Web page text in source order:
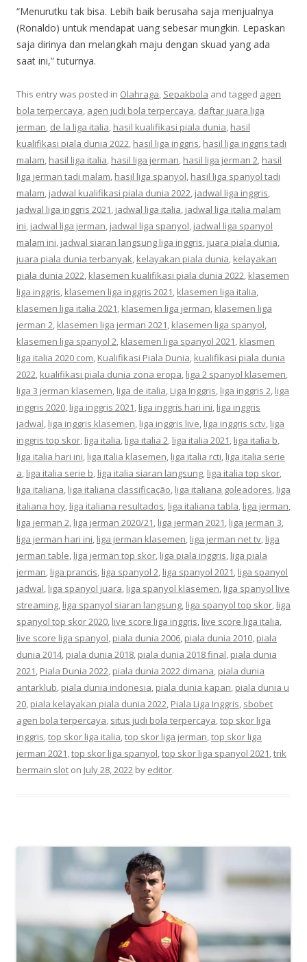
“Menurutku tak bisa. Lebih baik berusaha saja menjualnya
(Ronaldo) untuk mendapat uang sebesar mungkin. Lepaskan
saja dirinya dan melangkah maju dengan skuad yang ada
saat ini,” tuturnya.
This entry was posted in Olahraga, Sepakbola and tagged agen
bola terpercaya, agen judi bola terpercaya, daftar juara liga
jerman, de la liga italia, hasil kualifikasi piala dunia, hasil
kualifikasi piala dunia 2022, hasil liga inggris, hasil liga inggris tadi
malam, hasil liga italia, hasil liga jerman, hasil liga jerman 2, hasil
liga jerman tadi malam, hasil liga spanyol, hasil liga spanyol tadi
malam, jadwal kualifikasi piala dunia 2022, jadwal liga inggris,
jadwal liga inggris 2021, jadwal liga italia, jadwal liga italia malam
ini, jadwal liga jerman, jadwal liga spanyol, jadwal liga spanyol
malam ini, jadwal siaran langsung liga inggris, juara piala dunia,
juara piala dunia terbanyak, kelayakan piala dunia, kelayakan
piala dunia 2022, klasemen kualifikasi piala dunia 2022, klasemen
liga inggris, klasemen liga inggris 2021, klasemen liga italia,
klasemen liga italia 2021, klasemen liga jerman, klasemen liga
jerman 2, klasemen liga jerman 2021, klasemen liga spanyol,
klasemen liga spanyol 2, klasemen liga spanyol 2021, klasmen
liga italia 2020 com, Kualifikasi Piala Dunia, kualifikasi piala dunia
2022, kualifikasi piala dunia zona eropa, liga 2 spanyol klasemen,
liga 3 jerman klasemen, liga de italia, Liga Inggris, liga inggris 2, liga
inggris 2020, liga inggris 2021, liga inggris hari ini, liga inggris
jadwal, liga inggris klasemen, liga inggris live, liga inggris sctv, liga
inggris top skor, liga italia, liga italia 2, liga italia 2021, liga italia b,
liga italia hari ini, liga italia klasemen, liga italia rcti, liga italia serie
a, liga italia serie b, liga italia siaran langsung, liga italia top skor,
liga italiana, liga italiana classificação, liga italiana goleadores, liga
italiana hoy, liga italiana resultados, liga italiana tabla, liga jerman,
liga jerman 2, liga jerman 2020/21, liga jerman 2021, liga jerman 3,
liga jerman hari ini, liga jerman klasemen, liga jerman net tv, liga
jerman table, liga jerman top skor, liga piala inggris, liga piala
jerman, liga prancis, liga spanyol 2, liga spanyol 2021, liga spanyol
jadwal, liga spanyol juara, liga spanyol klasemen, liga spanyol live
streaming, liga spanyol siaran langsung, liga spanyol top skor, liga
spanyol top skor 2020, live score liga inggris, live score liga italia,
live score liga spanyol, piala dunia 2006, piala dunia 2010, piala
dunia 2014, piala dunia 2018, piala dunia 2018 final, piala dunia
2021, Piala Dunia 2022, piala dunia 2022 dimana, piala dunia
antarklub, piala dunia indonesia, piala dunia kapan, piala dunia u
20, piala kelayakan piala dunia 2022, Piala Liga Inggris, sbobet
agen bola terpercaya, situs judi bola terpercaya,top skor liga
inggris,top skor liga italia,top skor liga jerman,top skor liga
jerman 2021,top skor liga spanyol,top skor liga spanyol 2021,trik
bermain slot on July 28, 2022 by editor.